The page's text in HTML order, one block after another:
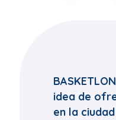
idea de
en la